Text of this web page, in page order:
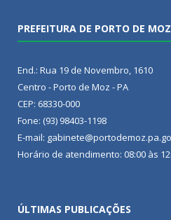
PREFEITURA DE PORTO DE MOZ
End.: Rua 19 de Novembro, 1610
Centro - Porto de Moz - PA
CEP: 68330-000
Fone: (93) 98403-1198
E-mail:
Horário de atendimento: 08:00 às
ÚLTIMAS PUBLICAÇÕES